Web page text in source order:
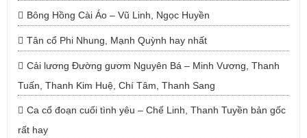
Bông Hồng Cài Áo – Vũ Linh, Ngọc Huyền
Tân cổ Phi Nhung, Mạnh Quỳnh hay nhất
Cải lương Đường gươm Nguyên Bá – Minh Vương, Thanh
Tuấn, Thanh Kim Huệ, Chí Tâm, Thanh Sang
Ca cổ đoạn cuối tình yêu – Chế Linh, Thanh Tuyền bản gốc
rất hay